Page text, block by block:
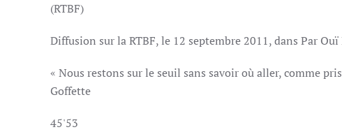
Diffusion sur la RTBF, le 12 septembre 2011, dans
« Nous restons sur le seuil sans savoir où aller, comme
Goffette
45'53